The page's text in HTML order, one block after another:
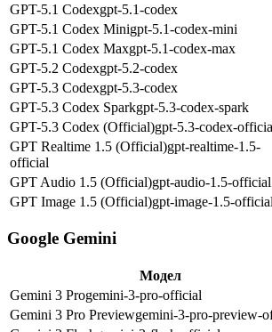
GPT-5.1 Codexgpt-5.1-codex
GPT-5.1 Codex Minigpt-5.1-codex-mini
GPT-5.1 Codex Maxgpt-5.1-codex-max
GPT-5.2 Codexgpt-5.2-codex
GPT-5.3 Codexgpt-5.3-codex
GPT-5.3 Codex Sparkgpt-5.3-codex-spark
GPT-5.3 Codex (Official)gpt-5.3-codex-
GPT Realtime 1.5 (Official)gpt-realtime-1.5-
official
GPT Audio 1.5 (Official)gpt-audio-1.5-official
GPT Image 1.5 (Official)gpt-image-1.5-official
Google Gemini
Модел
Gemini 3 Progemini-3-pro-official
Gemini 3 Pro Previewgemini-3-pro-preview-